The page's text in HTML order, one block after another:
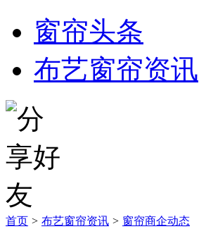
窗帘头条
布艺窗帘资讯
首页 > 布艺窗帘资讯 > 窗帘商企动态